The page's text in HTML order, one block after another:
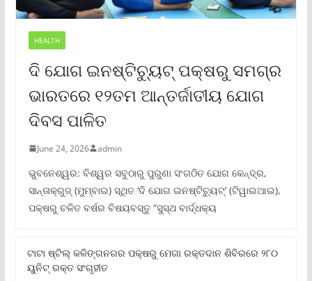
HEALTH
ଦି ଯୋଗ ଇନଷ୍ଟିଚ୍ୟୁଟ୍ ପକ୍ଷରୁ ସମଗ୍ର
ଭାରତରେ ୧୨ତମ ଆନ୍ତର୍ଜାତୀୟ ଯୋଗ
ଦିବସ ପାଳିତ
June 24, 2026 admin
ଭୁବନେଶ୍ୱର: ବିଶ୍ୱର ସବୁଠାରୁ ପୁରୁଣା ସଂଗଠିତ ଯୋଗ କେନ୍ଦ୍ର,
ସାନ୍ତାକ୍ରୁଜ୍ (ମୁମ୍ବାଇ) ସ୍ଥିତ ‘ଦି ଯୋଗ ଇନଷ୍ଟିଚ୍ୟୁଟ୍‌’ (ଟିୱାଇଆଇ),
ପକ୍ଷରୁ ଚଳିତ ବର୍ଷର ବିଷୟବସ୍ତୁ “ସୁସ୍ଥ ବାର୍ଦ୍ଧକ୍ୟ
ଟାଟା ଷ୍ଟିଲ୍‌ କଳିଙ୍ଗନଗର ପକ୍ଷରୁ ମେଗା ରକ୍ତଦାନ ଶିବିରରେ ୨୮୦
ୟୁନିଟ୍‌ ରକ୍ତ ସଂଗୃହୀତ